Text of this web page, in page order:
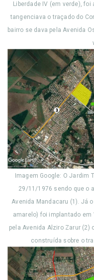
Liberdade IV (em verde),
tangenciava o traçado do
bairro se dava pela Avenida
Imagem Google: O Jardim
29/11/1976 sendo que o
Avenida Mandacaru (1). Já
amarelo) foi implantado
pela Avenida Alziro Zarur (2)
construída sobre o